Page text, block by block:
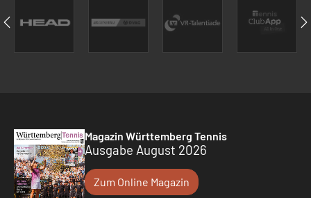
Magazin Württemberg Tennis
Ausgabe August 2026
Zum Online Magazin